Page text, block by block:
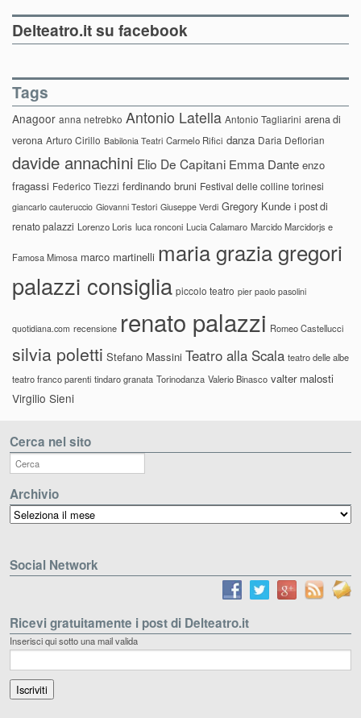
Delteatro.it su facebook
Tags
Anagoor anna netrebko Antonio Latella Antonio Tagliarini arena di
verona Arturo Cirillo Babilonia Teatri Carmelo Rifici danza Daria Deflorian
davide annachini Elio De Capitani Emma Dante enzo
fragassi Federico Tiezzi ferdinando bruni Festival delle colline torinesi
giancarlo cauteruccio Giovanni Testori Giuseppe Verdi Gregory Kunde i post di
renato palazzi Lorenzo Loris luca ronconi Lucia Calamaro Marcido Marcidorjs e
Famosa Mimosa marco martinelli maria grazia gregori
palazzi consiglia piccolo teatro pier paolo pasolini
quotidiana.com recensione renato palazzi Romeo Castellucci
silvia poletti Stefano Massini Teatro alla Scala teatro delle albe
teatro franco parenti tindaro granata Torinodanza Valerio Binasco valter malosti
Virgilio Sieni
Cerca nel sito
Archivio
Archivio
Social Network
Ricevi gratuitamente i post di Delteatro.it
Inserisci qui sotto una mail valida